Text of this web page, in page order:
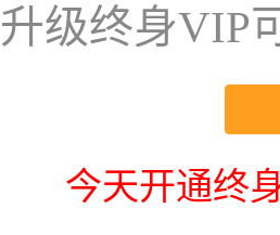
升级终身VIP
今天开通终